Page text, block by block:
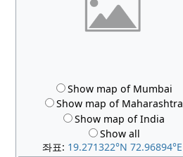
Show map of Mumbai
Show map of Maharashtra
Show map of India
Show all
좌표: 19.271322°N 72.96894°E